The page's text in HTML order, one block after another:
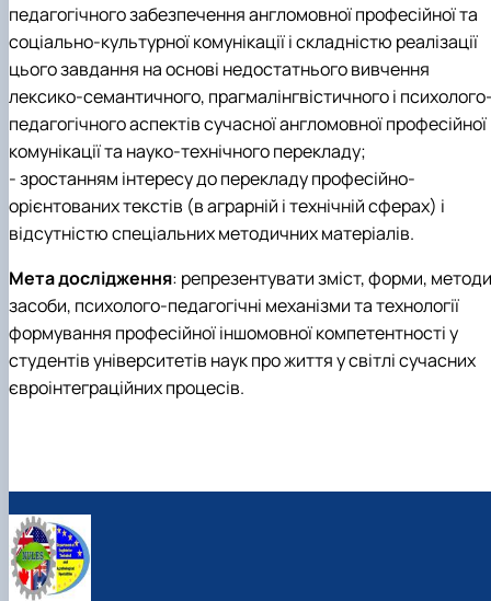
педагогічного забезпечення англомовної професійної та
соціально-культурної комунікації і складністю реалізації
цього завдання на основі недостатнього вивчення
лексико-семантичного, прагмалінгвістичного і
педагогічного аспектів сучасної англомовної професійної
комунікації та науко-технічного перекладу;
- зростанням інтересу до перекладу професійно-
орієнтованих текстів (в аграрній і технічній сферах) і
відсутністю спеціальних методичних матеріалів.
Мета дослідження: репрезентувати зміст, форми,
засоби, психолого-педагогічні механізми та технології
формування професійної іншомовної компетентності у
студентів університетів наук про життя у світлі сучасних
євроінтеграційних процесів.